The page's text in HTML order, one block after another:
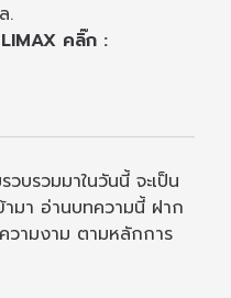
.
คลิ๊ก :
บรวมมาในวันนี้ จะเป็น
มา อ่านบทความนี้ ฝาก
วามงาม ตามหลักการ